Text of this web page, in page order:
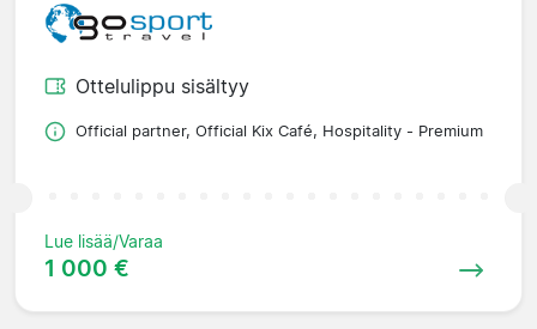
Ottelulippu sisältyy
Official partner, Official Kix Café, Hospitality - Premium
Lue lisää/Varaa
1 000 €